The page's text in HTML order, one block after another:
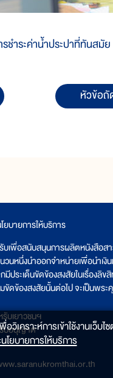
ชำระค่าน้ำประปาที่ทันสมั
หัวข้อถั
ยบายการให้บริการ
บเพื่อสนับสนุนการผลิตหนังสือส
ำนวนหนึ่งนำออกจำหน่ายเพื่อน
ะเด็นขัดข้องสงสัยในเรื่องลิขสิ
ขัดข้องสงสัยนั้นต่อไป จะเป็นพร
บเยาวชนฯ
รับอนุญาต
คราะห์การเข้าใช้งานเว็บไ
โยบายการให้บริการ